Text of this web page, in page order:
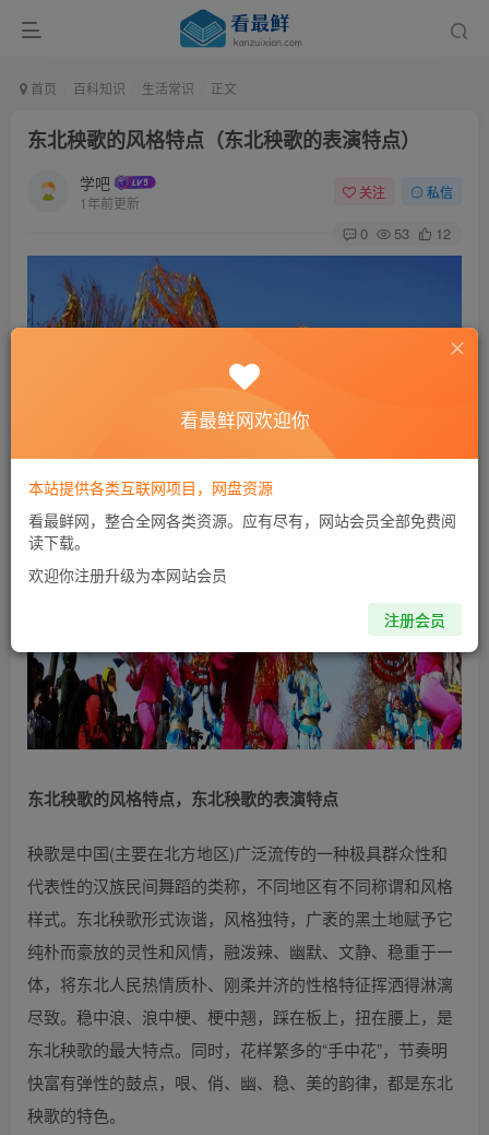
首页 百科知识 生活常识 正文
东北秧歌的风格特点（东北秧歌的表演特点）
学吧
1年前更新
关注 私信
0 53 12
东北秧歌的风格特点，东北秧歌的表演特点
秧歌是中国(主要在北方地区)广泛流传的一种极具群众性和
代表性的汉族民间舞蹈的类称，不同地区有不同称谓和风格
样式。东北秧歌形式诙谐，风格独特，广袤的黑土地赋予它
纯朴而豪放的灵性和风情，融泼辣、幽默、文静、稳重于一
体，将东北人民热情质朴、刚柔并济的性格特征挥洒得淋漓
尽致。稳中浪、浪中梗、梗中翘，踩在板上，扭在腰上，是
东北秧歌的最大特点。同时，花样繁多的“手中花”，节奏明
快富有弹性的鼓点，哏、俏、幽、稳、美的韵律，都是东北
秧歌的特色。
看最鲜网欢迎你
本站提供各类互联网项目，网盘资源
看最鲜网，整合全网各类资源。应有尽有，网站会员全部免费阅
读下载。
欢迎你注册升级为本网站会员
注册会员